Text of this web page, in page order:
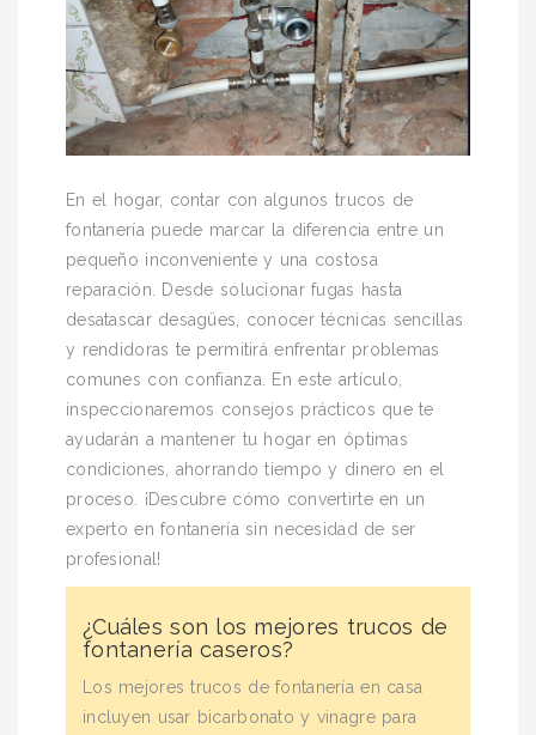
En el hogar, contar con algunos trucos de
fontanería puede marcar la diferencia entre un
pequeño inconveniente y una costosa
reparación. Desde solucionar fugas hasta
desatascar desagües, conocer técnicas sencillas
y rendidoras te permitirá enfrentar problemas
comunes con confianza. En este artículo,
inspeccionaremos consejos prácticos que te
ayudarán a mantener tu hogar en óptimas
condiciones, ahorrando tiempo y dinero en el
proceso. ¡Descubre cómo convertirte en un
experto en fontanería sin necesidad de ser
profesional!
¿Cuáles son los mejores trucos de
fontanería caseros?
Los mejores trucos de fontanería en casa
incluyen usar bicarbonato y vinagre para